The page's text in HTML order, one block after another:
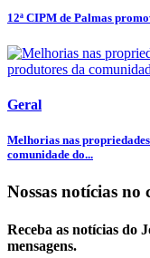
12ª CIPM de Palmas
Geral
Melhorias nas
comunidade do...
Nossas notícias no
Receba as notícias do
mensagens.